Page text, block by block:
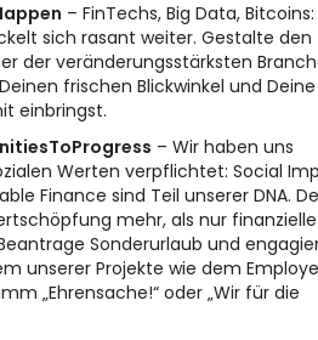
– FinTechs, Big Data, Bitcoins:
sich rasant weiter. Gestalte den
der veränderungsstärksten
frischen Blickwinkel und Deine
einbringst.
– Wir haben uns
Werten verpflichtet: Social
Finance sind Teil unserer DNA.
mehr, als nur finanzielle
Sonderurlaub und
unserer Projekte wie dem
„Ehrensache!“ oder „Wir für die